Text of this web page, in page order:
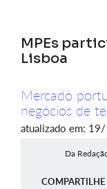
MPEs
Lisboa
Mercado
negócios de
atualizado em:
Da
COMPARTILHE